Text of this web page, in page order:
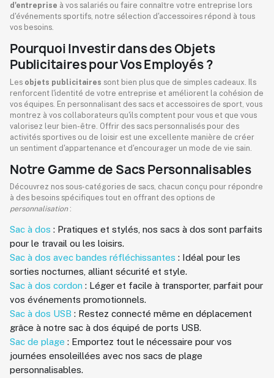
d'entreprise à vos salariés ou faire connaître votre entreprise lors
d'événements sportifs, notre sélection d'accessoires répond à tous
vos besoins.
Pourquoi Investir dans des Objets
Publicitaires pour Vos Employés ?
Les objets publicitaires sont bien plus que de simples cadeaux. Ils
renforcent l'identité de votre entreprise et améliorent la cohésion de
vos équipes. En personnalisant des sacs et accessoires de sport, vous
montrez à vos collaborateurs qu'ils comptent pour vous et que vous
valorisez leur bien-être. Offrir des sacs personnalisés pour des
activités sportives ou de loisir est une excellente manière de créer
un sentiment d'appartenance et d'encourager un mode de vie sain.
Notre Gamme de Sacs Personnalisables
Découvrez nos sous-catégories de sacs, chacun conçu pour répondre
à des besoins spécifiques tout en offrant des options de
personnalisation:
Sac à dos : Pratiques et stylés, nos sacs à dos sont parfaits
pour le travail ou les loisirs.
Sac à dos avec bandes réfléchissantes : Idéal pour les
sorties nocturnes, alliant sécurité et style.
Sac à dos cordon : Léger et facile à transporter, parfait pour
vos événements promotionnels.
Sac à dos USB : Restez connecté même en déplacement
grâce à notre sac à dos équipé de ports USB.
Sac de plage : Emportez tout le nécessaire pour vos
journées ensoleillées avec nos sacs de plage
personnalisables.